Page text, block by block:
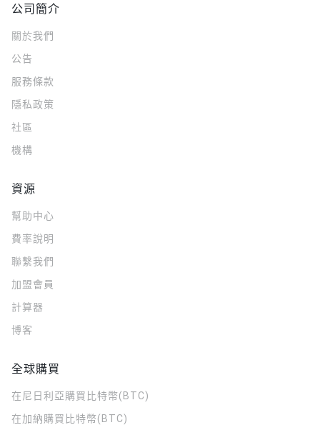
公司簡介
關於我們
公告
服務條款
隱私政策
社區
機構
資源
幫助中心
費率說明
聯繫我們
加盟會員
計算器
博客
全球購買
在尼日利亞購買比特幣(BTC)
在加納購買比特幣(BTC)